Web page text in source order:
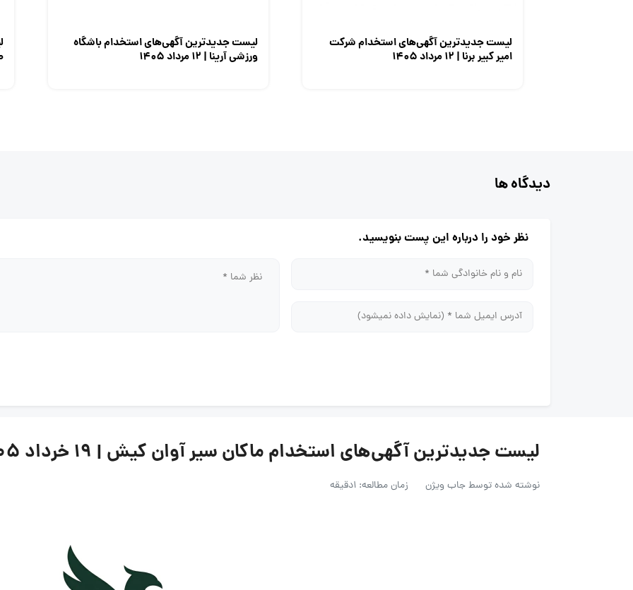
لیست جدیدترین آگهی‌های استخدام شرکت
امیر کبیر برنا | ۱۲ مرداد ۱۴۰۵
لیست جدیدترین آگهی‌های استخدام باشگاه
ورزشی آرینا | ۱۲ مرداد ۱۴۰۵
دیدگاه ها
نظر خود را درباره این پست بنویسید.
لیست جدیدترین آگهی‌های استخدام ماکان سیر آوان کیش | ۱۹ خرداد ۱۴۰۵
نوشته شده توسطجاب ویژن زمان مطالعه: 1دقیقه